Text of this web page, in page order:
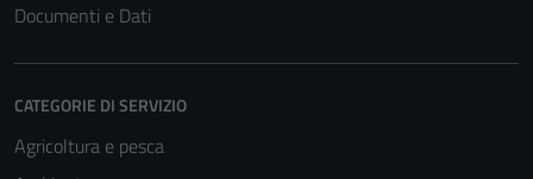
Documenti e Dati
CATEGORIE DI SERVIZIO
Agricoltura e pesca